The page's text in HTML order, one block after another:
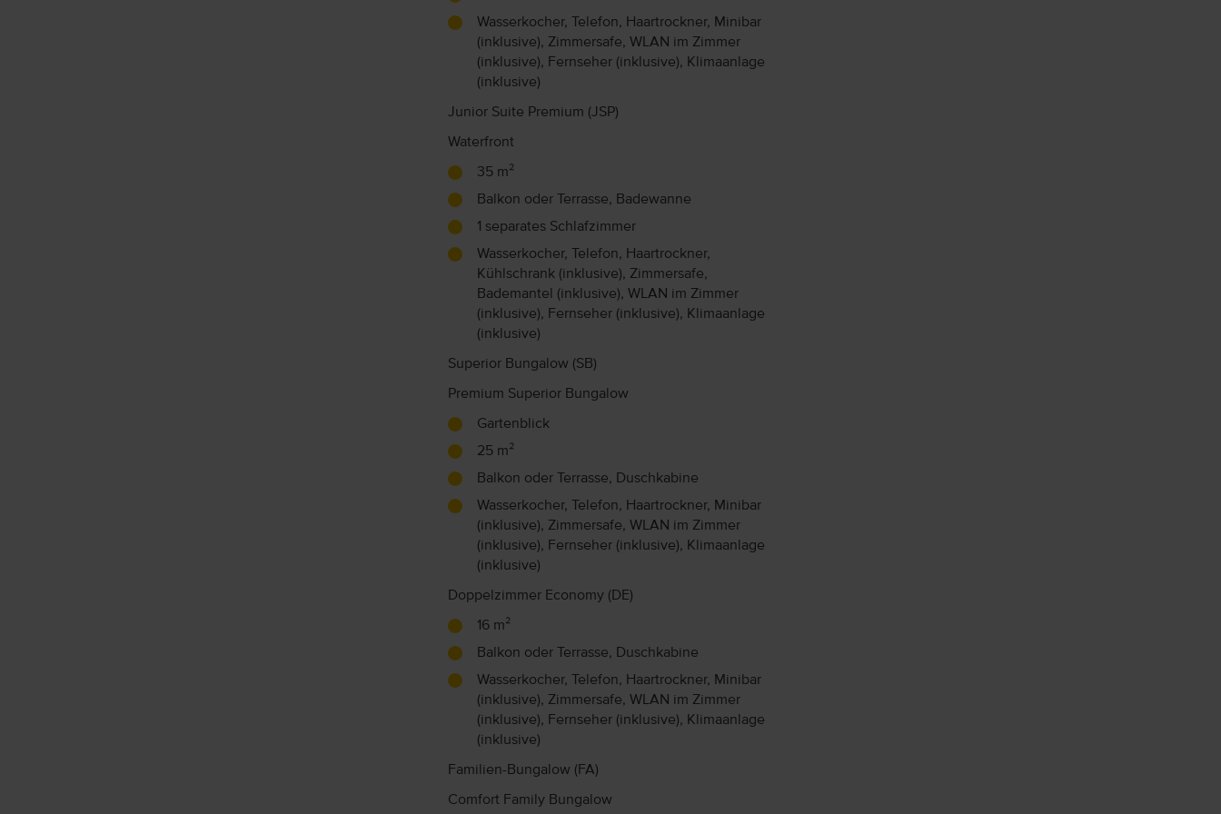
Wasserkocher, Telefon, Haartrockner, Minibar
(inklusive), Zimmersafe, WLAN im Zimmer
(inklusive), Fernseher (inklusive), Klimaanlage
(inklusive)
Junior Suite Premium (JSP)
Waterfront
35 m²
Balkon oder Terrasse, Badewanne
1 separates Schlafzimmer
Wasserkocher, Telefon, Haartrockner,
Kühlschrank (inklusive), Zimmersafe,
Bademantel (inklusive), WLAN im Zimmer
(inklusive), Fernseher (inklusive), Klimaanlage
(inklusive)
Superior Bungalow (SB)
Premium Superior Bungalow
Gartenblick
25 m²
Balkon oder Terrasse, Duschkabine
Wasserkocher, Telefon, Haartrockner, Minibar
(inklusive), Zimmersafe, WLAN im Zimmer
(inklusive), Fernseher (inklusive), Klimaanlage
(inklusive)
Doppelzimmer Economy (DE)
16 m²
Balkon oder Terrasse, Duschkabine
Wasserkocher, Telefon, Haartrockner, Minibar
(inklusive), Zimmersafe, WLAN im Zimmer
(inklusive), Fernseher (inklusive), Klimaanlage
(inklusive)
Familien-Bungalow (FA)
Comfort Family Bungalow